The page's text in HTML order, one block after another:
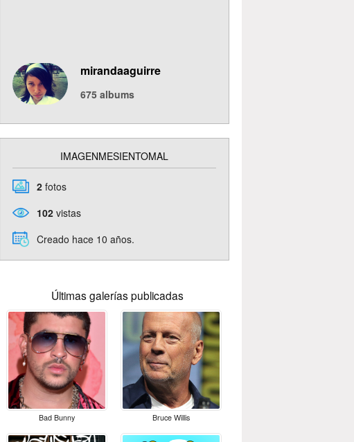
mirandaaguirre
675 albums
IMAGENMESIENTOMAL
2 fotos
102 vistas
Creado hace 10 años.
Últimas galerías publicadas
Bad Bunny Bruce Willis